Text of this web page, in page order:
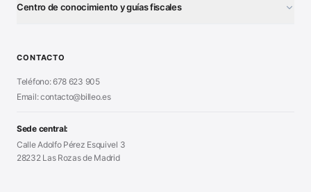
Generador Nóminas
■ Generador Presupuestos
Generador Facturas
■Modelo Nómina PDF
■Calculadora Vacaciones
Centro de conocimiento y guías fiscales
■Alta Autónomo Paso a Paso
Declaración Renta 2026
■Certificado Digital
■Sanciones Hacienda
CONTACTO
Teléfono: 678 623 905
Email: contacto@billeo.es
Sede central:
Calle Adolfo Pérez Esquivel 3
28232 Las Rozas de Madrid